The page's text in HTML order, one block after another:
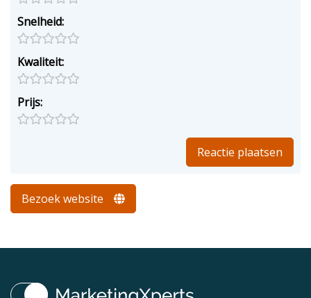
Snelheid:
Kwaliteit:
Prijs:
Bezoek website